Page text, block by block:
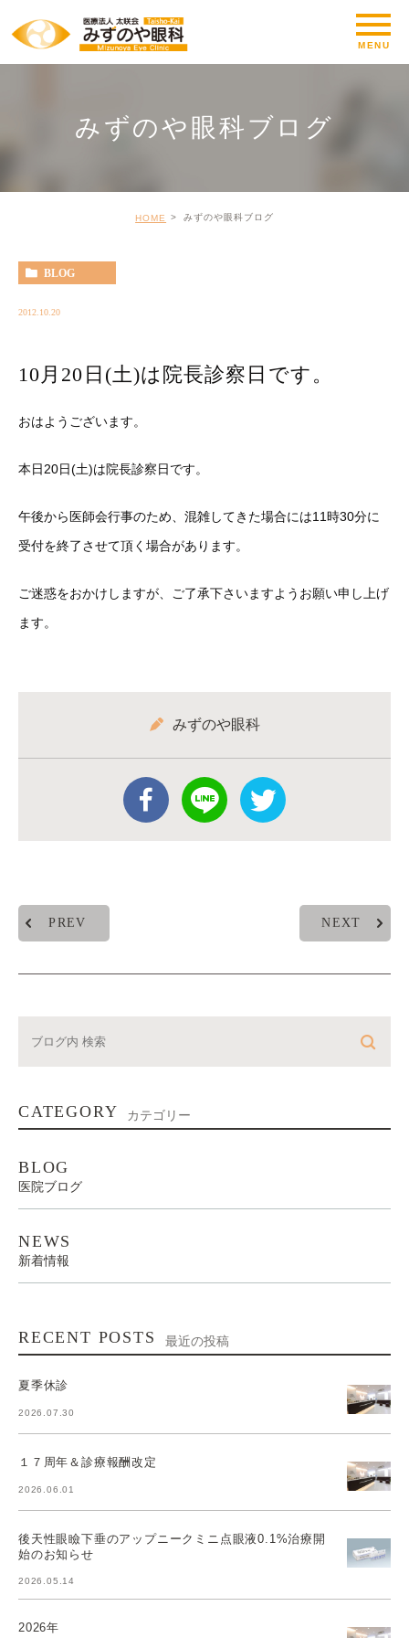
みずのや眼科ブログ
HOME みずのや眼科ブログ
BLOG
2012.10.20
10月20日(土)は院長診察日です。
おはようございます。
本日20日(土)は院長診察日です。
午後から医師会行事のため、混雑してきた場合には11時30分に
受付を終了させて頂く場合があります。
ご迷惑をおかけしますが、ご了承下さいますようお願い申し上げ
ます。
みずのや眼科
PREV NEXT
CATEGORY カテゴリー
BLOG
医院ブログ
NEWS
新着情報
RECENT POSTS 最近の投稿
夏季休診
2026.07.30
１７周年＆診療報酬改定
2026.06.01
後天性眼瞼下垂のアップニークミニ点眼液0.1%治療開
始のお知らせ
2026.05.14
2026年